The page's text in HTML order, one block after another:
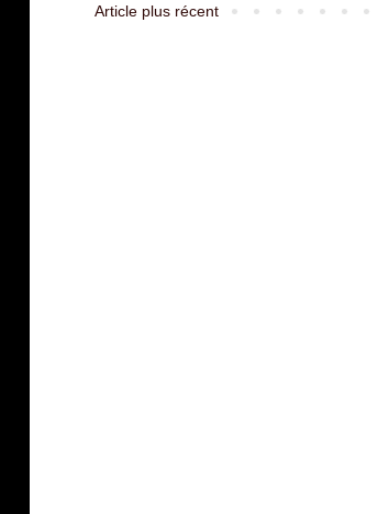
Article plus récent